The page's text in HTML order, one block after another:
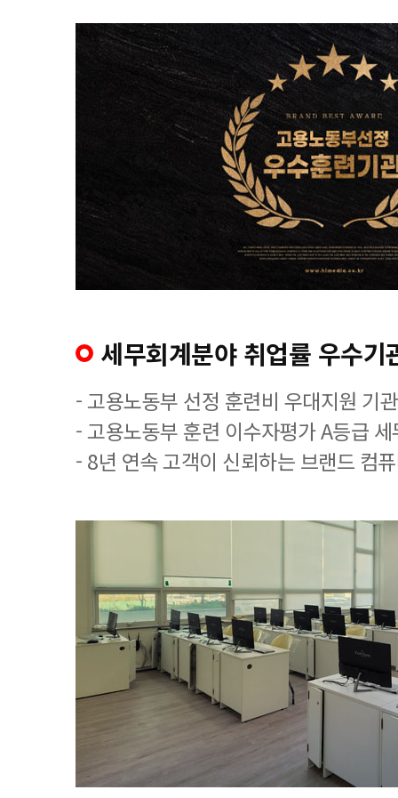
세무회계분야 취업률 우수기
- 고용노동부 선정 훈련비 우대지원 기관
- 고용노동부 훈련 이수자평가 A등급
- 8년 연속 고객이 신뢰하는 브랜드 컴